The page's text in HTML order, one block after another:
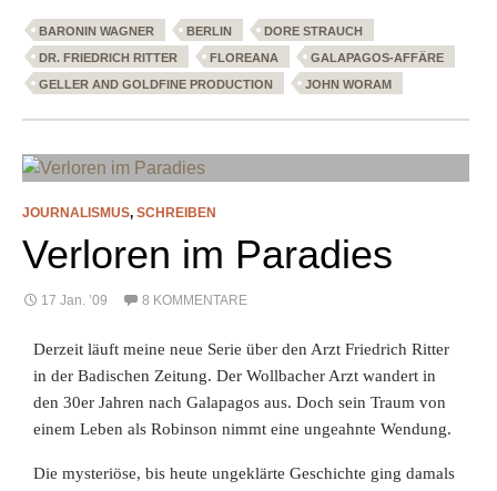
BARONIN WAGNER BERLIN
DORE STRAUCH
DR. FRIEDRICH RITTER
FLOREANA
GALAPAGOS-AFFÄRE
GELLER AND GOLDFINE PRODUCTION
JOHN WORAM
JOURNALISMUS, SCHREIBEN
Verloren im Paradies
17 Jan. ’09 8 KOMMENTARE
Derzeit läuft meine neue Serie über den Arzt Friedrich Ritter
in der Badischen Zeitung. Der Wollbacher Arzt wandert in
den 30er Jahren nach Galapagos aus. Doch sein Traum von
einem Leben als Robinson nimmt eine ungeahnte Wendung.
Die mysteriöse, bis heute ungeklärte Geschichte ging damals